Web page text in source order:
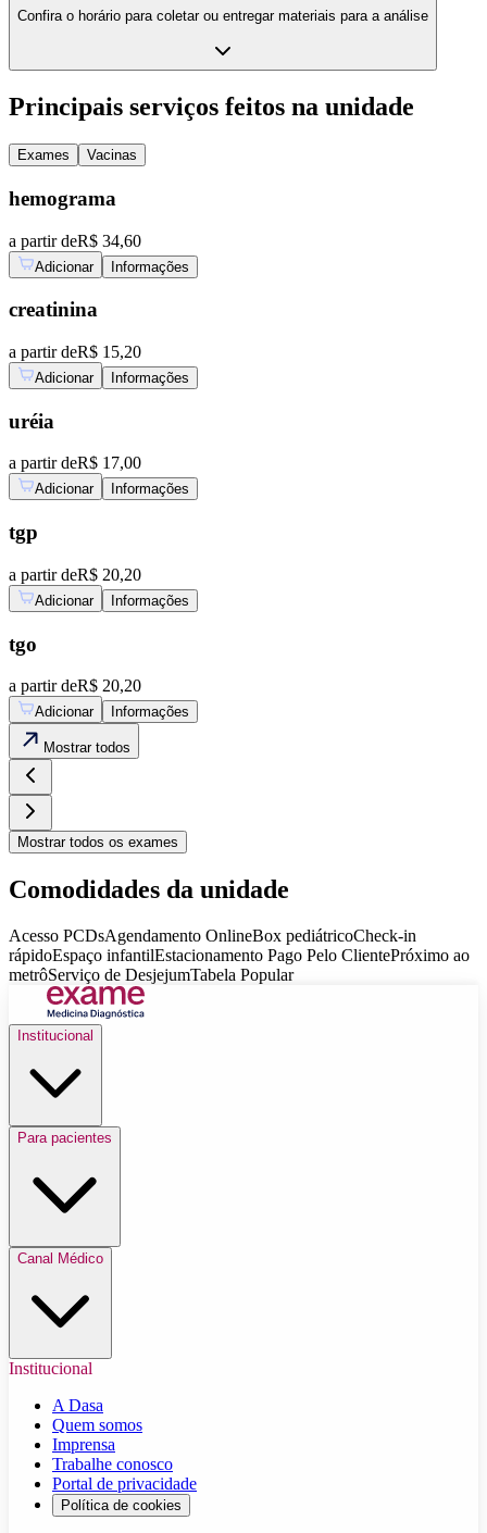
Confira o horário para coletar ou entregar materiais para a análise
Principais serviços feitos na unidade
Exames Vacinas
hemograma
a partir deR$ 34,60
Adicionar Informações
creatinina
a partir deR$ 15,20
Adicionar Informações
uréia
a partir deR$ 17,00
Adicionar Informações
tgp
a partir deR$ 20,20
Adicionar Informações
tgo
a partir deR$ 20,20
Adicionar Informações
Mostrar todos
Mostrar todos os exames
Comodidades da unidade
Acesso PCDsAgendamento OnlineBox pediátricoCheck-in
rápidoEspaço infantilEstacionamento Pago Pelo ClientePróximo ao
metrôServiço de DesjejumTabela Popular
Institucional
Para pacientes
Canal Médico
Institucional
A Dasa
Quem somos
Imprensa
Trabalhe conosco
Portal de privacidade
Política de cookies